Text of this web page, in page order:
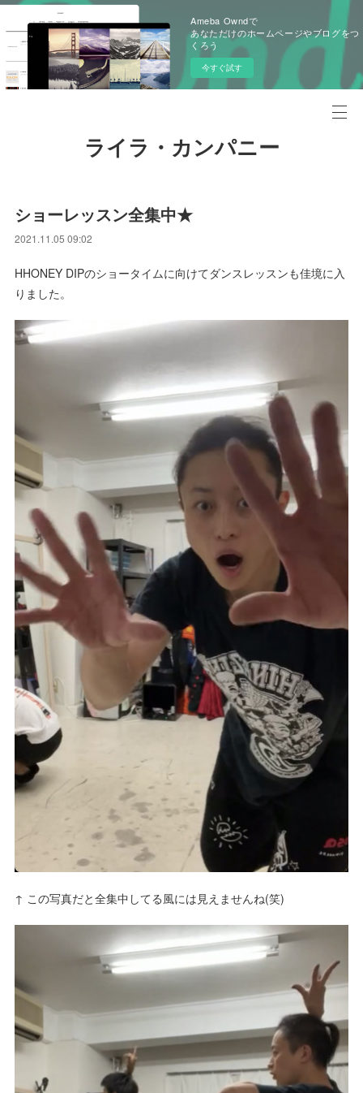
Ameba Owndで
あなただけのホームページやブログをつ
くろう
今すぐ試す
ライラ・カンパニー
ショーレッスン全集中★
2021.11.05 09:02
HHONEY DIPのショータイムに向けてダンスレッスンも佳境に入
りました。
↑ この写真だと全集中してる風には見えませんね(笑)